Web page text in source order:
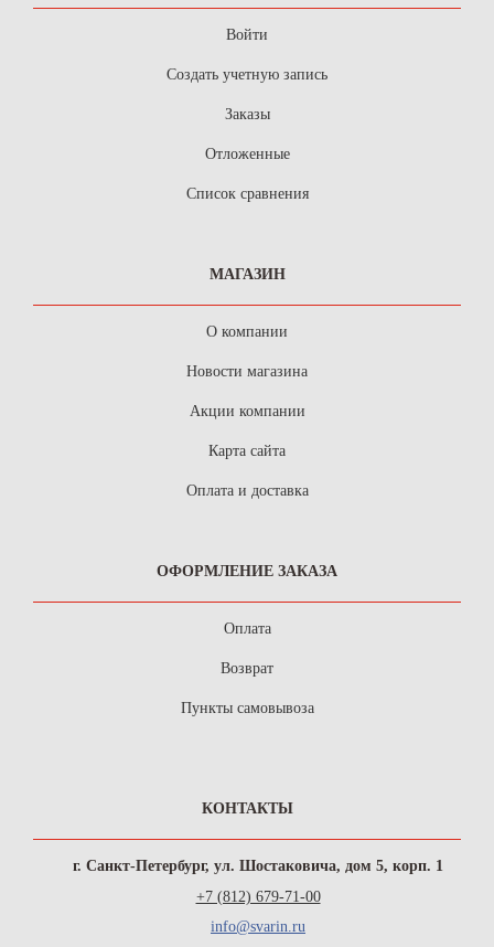
Войти
Создать учетную запись
Заказы
Отложенные
Список сравнения
МАГАЗИН
О компании
Новости магазина
Акции компании
Карта сайта
Оплата и доставка
ОФОРМЛЕНИЕ ЗАКАЗА
Оплата
Возврат
Пункты самовывоза
КОНТАКТЫ
г. Санкт-Петербург, ул. Шостаковича, дом 5, корп. 1
+7 (812) 679-71-00
info@svarin.ru